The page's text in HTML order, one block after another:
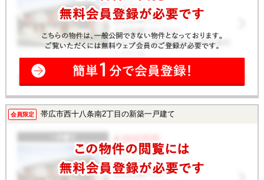
会員限定 帯広市西十八条南2丁目の新築一戸建て